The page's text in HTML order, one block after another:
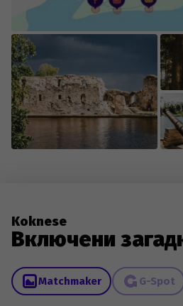
Koknese
Включени
Matchmaker G-Spot